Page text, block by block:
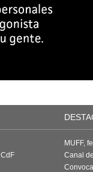
MUFF,
Canal